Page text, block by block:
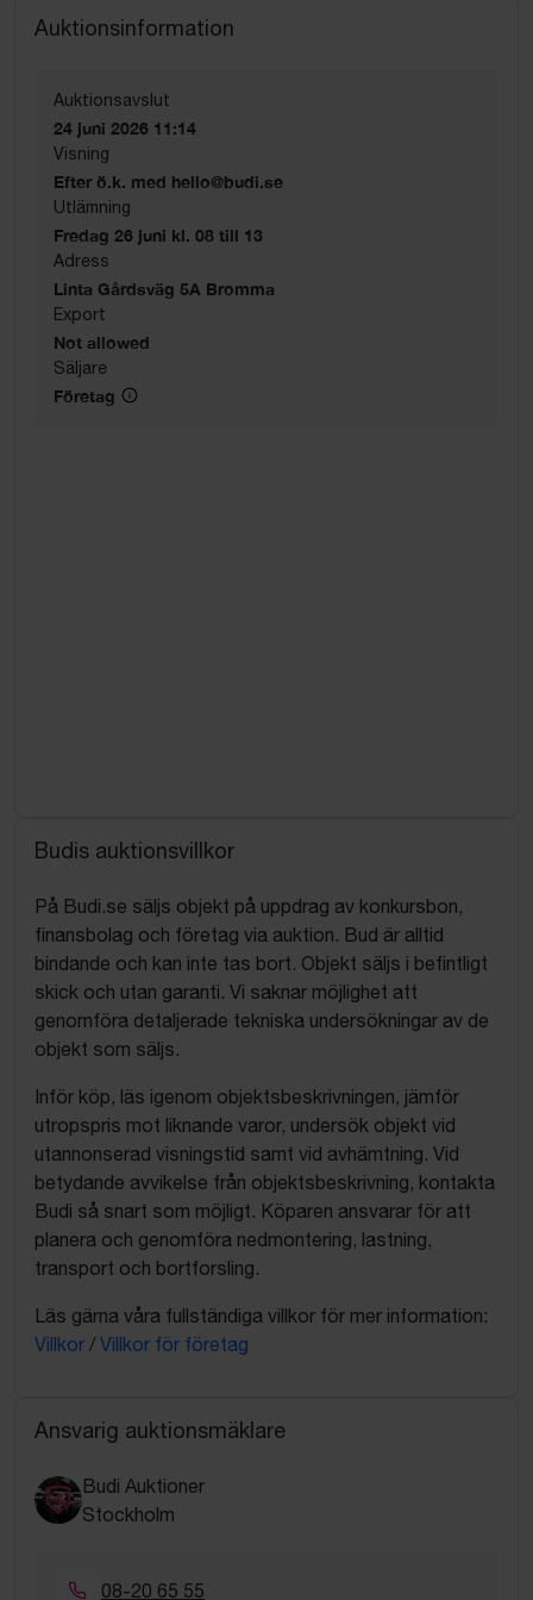
Auktionsinformation
Auktionsavslut
24 juni 2026 11:14
Visning
Efter ö.k. med hello@budi.se
Utlämning
Fredag 26 juni kl. 08 till 13
Adress
Linta Gårdsväg 5A Bromma
Export
Not allowed
Säljare
Företag
Budis auktionsvillkor
På Budi.se säljs objekt på uppdrag av konkursbon,
finansbolag och företag via auktion. Bud är alltid
bindande och kan inte tas bort. Objekt säljs i befintligt
skick och utan garanti. Vi saknar möjlighet att
genomföra detaljerade tekniska undersökningar av de
objekt som säljs.
Inför köp, läs igenom objektsbeskrivningen, jämför
utropspris mot liknande varor, undersök objekt vid
utannonserad visningstid samt vid avhämtning. Vid
betydande avvikelse från objektsbeskrivning, kontakta
Budi så snart som möjligt. Köparen ansvarar för att
planera och genomföra nedmontering, lastning,
transport och bortforsling.
Läs gärna våra fullständiga villkor för mer information:
Villkor / Villkor för företag
Ansvarig auktionsmäklare
Budi Auktioner
Stockholm
08-20 65 55